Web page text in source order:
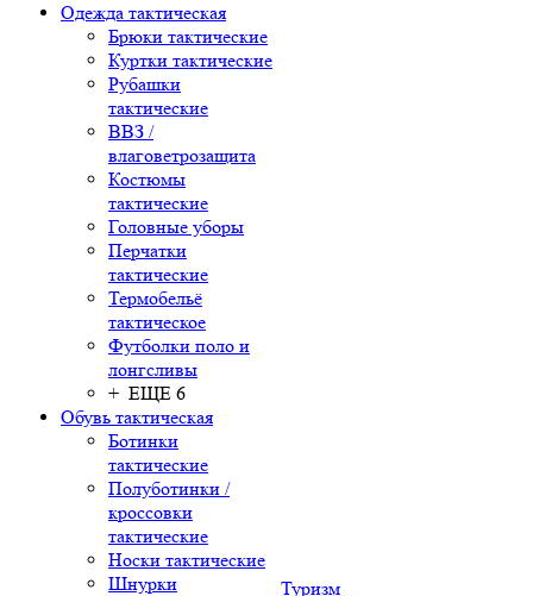
Одежда тактическая
Брюки тактические
Куртки тактические
Рубашки
тактические
ВВЗ /
влаговетрозащита
Костюмы
тактические
Головные уборы
Перчатки
тактические
Термобельё
тактическое
Футболки поло и
лонгсливы
+ ЕЩЕ 6
Обувь тактическая
Ботинки
тактические
Полуботинки /
кроссовки
тактические
Носки тактические
Шнурки
Туризм